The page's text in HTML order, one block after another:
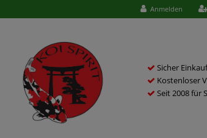
Anmelden
Sicher
Kostenloser
Seit 2008 für